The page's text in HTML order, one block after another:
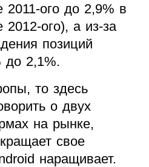
2011-ого до 2,9% в
2012-ого), а из-за
позиций
до 2,1%.
то здесь
о двух
на рынке,
свое
наращивает.